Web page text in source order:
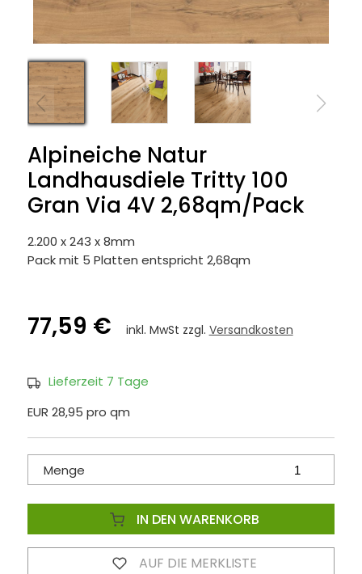
Alpineiche Natur
Landhausdiele Tritty 100
Gran Via 4V 2,68qm/Pack
2.200 x 243 x 8mm
Pack mit 5 Platten entspricht 2,68qm
77,59 € inkl. MwSt zzgl. Versandkosten
Lieferzeit 7 Tage
EUR 28,95 pro qm
Menge
IN DEN WARENKORB
AUF DIE MERKLISTE